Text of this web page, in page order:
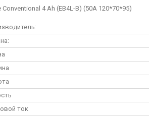
Conventional 4 Ah (EB4L-B) (50А 120*70*95)
ток